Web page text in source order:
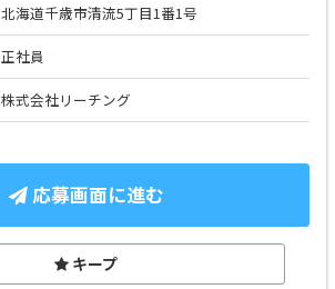
北海道千歳市清流5丁目1番1号
正社員
株式会社リーチング
応募画面に進む
キープ